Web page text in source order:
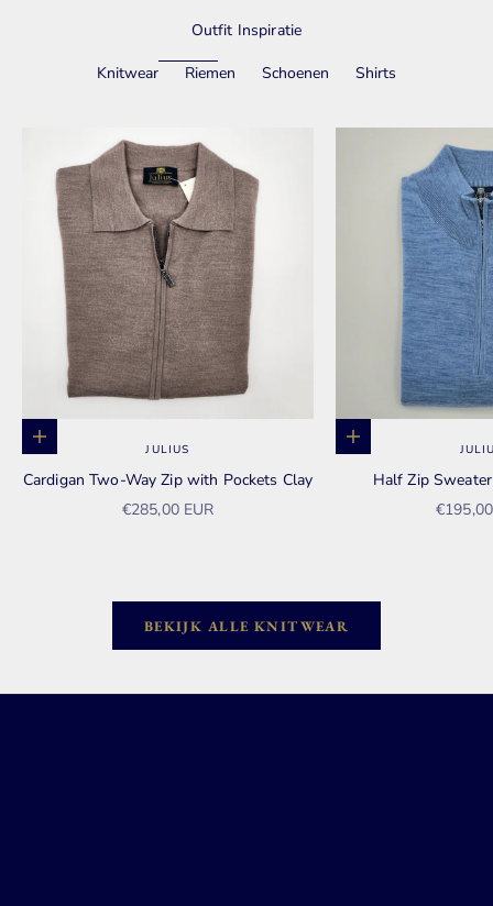
Outfit Inspiratie
Knitwear Riemen Schoenen Shirts
Opties kiezen JULIUS
Cardigan Two-Way Zip with Pockets Clay
Aanbiedingsprijs
€285,00 EUR
Opties kiezen
Half Zip
BEKIJK ALLE KNITWEAR